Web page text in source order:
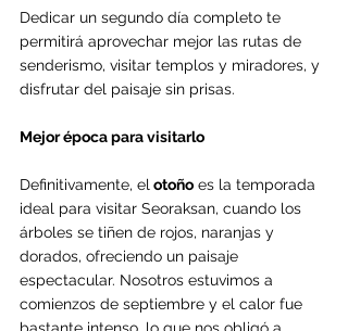
Dedicar un segundo día completo te
permitirá aprovechar mejor las rutas de
senderismo, visitar templos y miradores, y
disfrutar del paisaje sin prisas.
Mejor época para visitarlo
Definitivamente, el otoño es la temporada
ideal para visitar Seoraksan, cuando los
árboles se tiñen de rojos, naranjas y
dorados, ofreciendo un paisaje
espectacular. Nosotros estuvimos a
comienzos de septiembre y el calor fue
bastante intenso, lo que nos obligó a